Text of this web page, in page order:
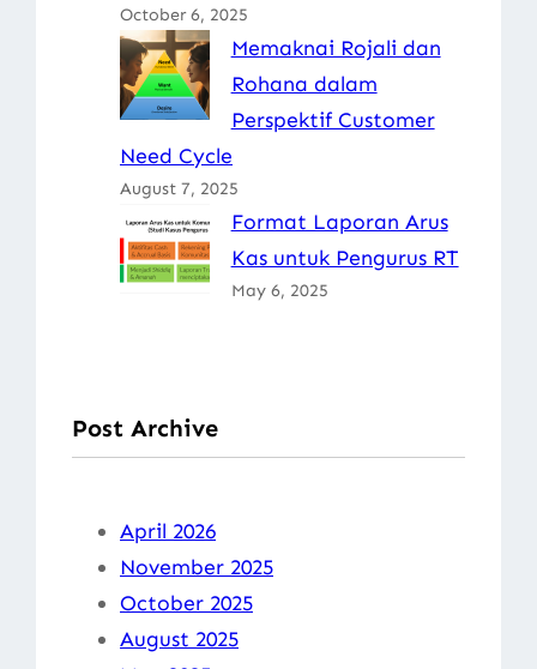
October 6, 2025
Memaknai Rojali dan
Rohana dalam
Perspektif Customer
Need Cycle
August 7, 2025
Format Laporan Arus
Kas untuk Pengurus RT
May 6, 2025
Post Archive
April 2026
November 2025
October 2025
August 2025